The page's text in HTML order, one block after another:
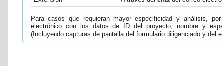
Para casos que requieran mayor especificidad y análisis,
electrónico con los datos de ID del proyecto, nombre y
(Incluyendo capturas de pantalla del formulario diligenciado y del